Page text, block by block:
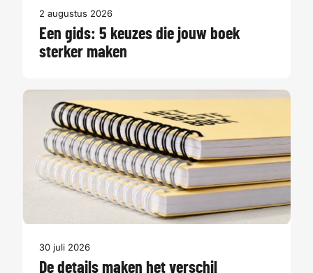
2 augustus 2026
Een gids: 5 keuzes die jouw boek
sterker maken
30 juli 2026
De details maken het verschil